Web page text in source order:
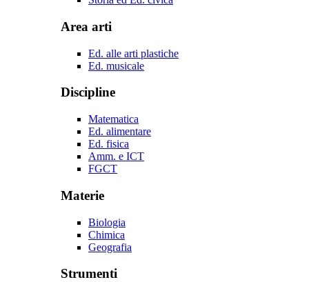
Area arti
Ed. alle arti plastiche
Ed. musicale
Discipline
Matematica
Ed. alimentare
Ed. fisica
Amm. e ICT
FGCT
Materie
Biologia
Chimica
Geografia
Strumenti